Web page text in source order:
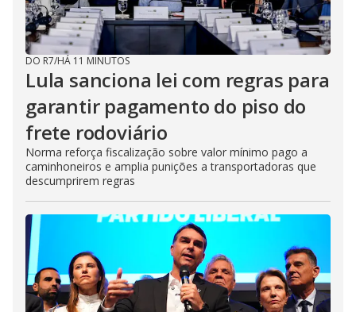
DO R7/HÁ 11 MINUTOS
Lula sanciona lei com regras para
garantir pagamento do piso do
frete rodoviário
Norma reforça fiscalização sobre valor mínimo pago a
caminhoneiros e amplia punições a transportadoras que
descumprirem regras